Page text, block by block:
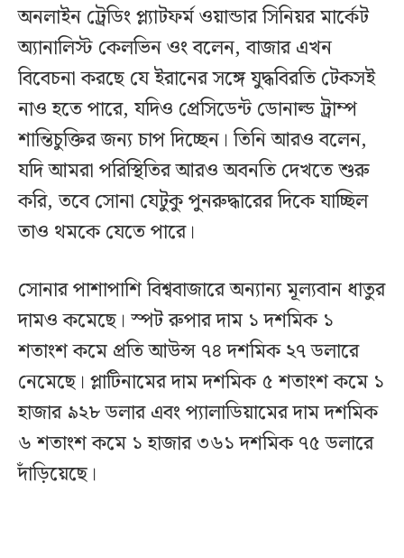
অনলাইন ট্রেডিং প্ল্যাটফর্ম ওয়ান্ডার সিনিয়র মার্কেট
অ্যানালিস্ট কেলভিন ওং বলেন, বাজার এখন
বিবেচনা করছে যে ইরানের সঙ্গে যুদ্ধবিরতি টেকসই
নাও হতে পারে, যদিও প্রেসিডেন্ট ডোনাল্ড ট্রাম্প
শান্তিচুক্তির জন্য চাপ দিচ্ছেন। তিনি আরও বলেন,
যদি আমরা পরিস্থিতির আরও অবনতি দেখতে শুরু
করি, তবে সোনা যেটুকু পুনরুদ্ধারের দিকে যাচ্ছিল
তাও থমকে যেতে পারে।
সোনার পাশাপাশি বিশ্ববাজারে অন্যান্য মূল্যবান ধাতুর
দামও কমেছে। স্পট রুপার দাম ১ দশমিক ১
শতাংশ কমে প্রতি আউন্স ৭৪ দশমিক ২৭ ডলারে
নেমেছে। প্লাটিনামের দাম দশমিক ৫ শতাংশ কমে ১
হাজার ৯২৮ ডলার এবং প্যালাডিয়ামের দাম দশমিক
৬ শতাংশ কমে ১ হাজার ৩৬১ দশমিক ৭৫ ডলারে
দাঁড়িয়েছে।